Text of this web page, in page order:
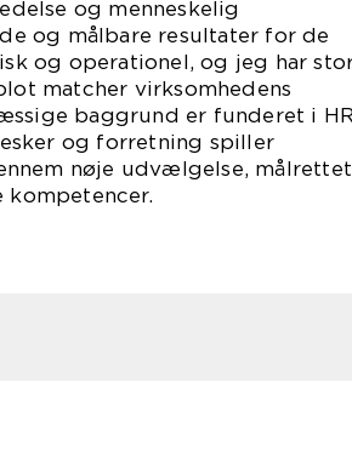
og menneskelig
og målbare resultater for de
og operationel, og jeg har
matcher virksomhedens
baggrund er funderet i
og forretning spiller
nøje udvælgelse, målrettet
kompetencer.